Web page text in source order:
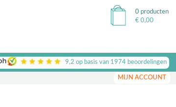
0 producten
€ 0,00
9,2 op basis van 1974beoordelingen
MIJN ACCOUNT